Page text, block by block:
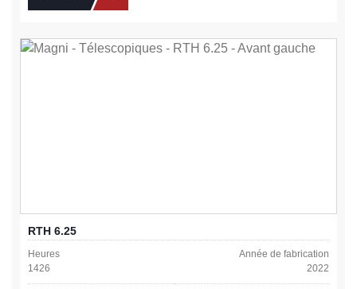
RTH 6.25
Heures
1426
Année de fabrication
2022